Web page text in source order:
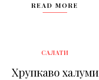
READ MORE
САЛАТИ
Хрупкаво халуми